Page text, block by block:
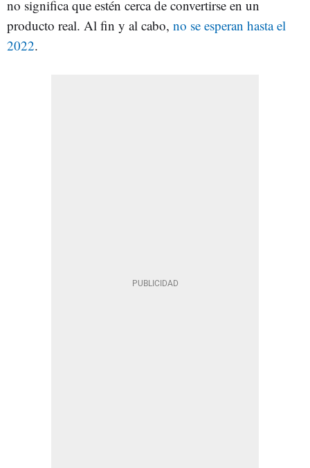
no significa que estén cerca de convertirse en un
producto real. Al fin y al cabo, no se esperan hasta el
2022.